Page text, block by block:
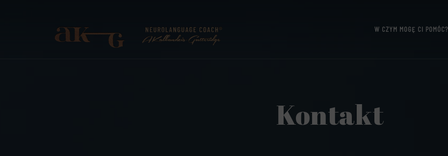
W CZYM MOGĘ CI POMÓC?
Kontakt